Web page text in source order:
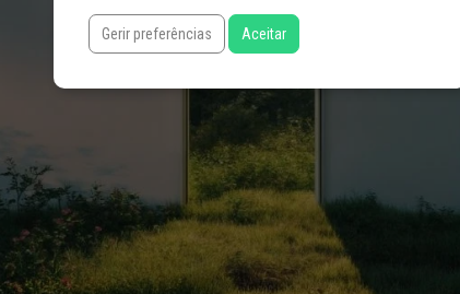
Gerir preferências Aceitar